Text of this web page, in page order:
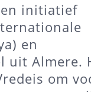
initiatief
en
uit Almere.
om